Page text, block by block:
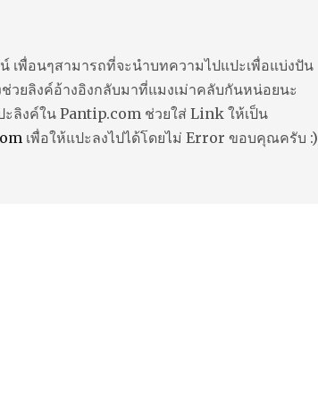
เพื่อนๆสามารถที่จะนำบทความไปแปะเพื่อแบ่งปัน
วยลิงค์อ้างอิงกลับมาที่แมงเม่าคลับกันหน่อยนะ
ะลิงค์ใน Pantip.com ช่วยใส่ Link ให้เป็น
เพื่อให้แปะลงไปได้โดยไม่ Error ขอบคุณครับ :)